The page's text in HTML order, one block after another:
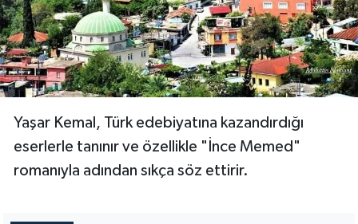
Yaşar Kemal, Türk edebiyatına kazandırdığı
eserlerle tanınır ve özellikle "İnce Memed"
romanıyla adından sıkça söz ettirir.